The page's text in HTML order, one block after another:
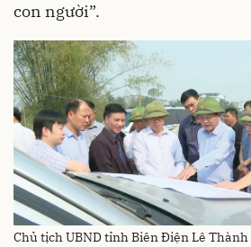
con người”.
Chủ tịch UBND tỉnh Biên Điện Lê